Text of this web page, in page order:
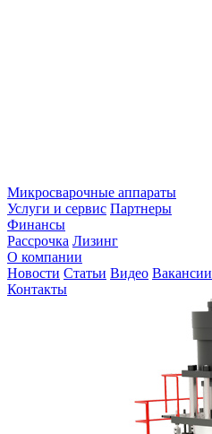
Микросварочные аппараты
Услуги и сервис Партнеры
Финансы
Рассрочка Лизинг
О компании
Новости Статьи Видео Вакансии
Контакты